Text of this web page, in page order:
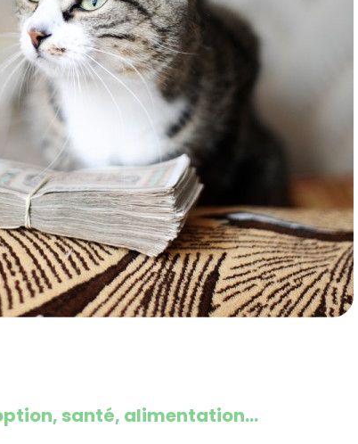
santé, alimentation...